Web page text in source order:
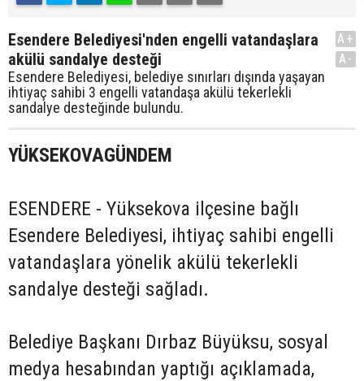
Esendere Belediyesi'nden engelli vatandaşlara
akülü sandalye desteği
Esendere Belediyesi, belediye sınırları dışında yaşayan
ihtiyaç sahibi 3 engelli vatandaşa akülü tekerlekli
sandalye desteğinde bulundu.
A+
A-
YÜKSEKOVAGÜNDEM
ESENDERE - Yüksekova ilçesine bağlı
Esendere Belediyesi, ihtiyaç sahibi engelli
vatandaşlara yönelik akülü tekerlekli
sandalye desteği sağladı.
Belediye Başkanı Dırbaz Büyüksu, sosyal
medya hesabından yaptığı açıklamada,